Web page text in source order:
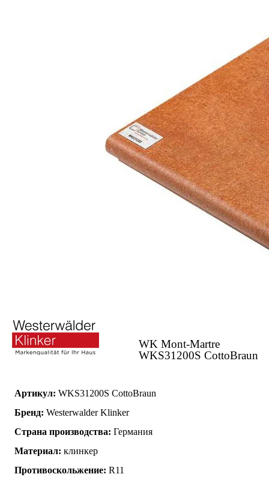
WK Mont-Martre
WKS31200S CottoBraun
Артикул: WKS31200S CottoBraun
Бренд: Westerwalder Klinker
Страна производства: Германия
Материал: клинкер
Противоскольжение: R11